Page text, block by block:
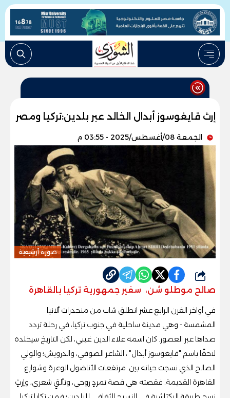
إرث قايغوسوز أبدال الخالد عبر بلدين:تركيا ومصر
الجمعة 08/أغسطس/2025 - 03:55 م
صورة أرشيفية
شارك
صالح موطلو شن، سفير جمهورية تركيا بالقاهرة
في أواخر القرن الرابع عشر انطلق شاب من منحدرات ألانيا
المشمسة - وهي مدينة ساحلية في جنوب تركيا، في رحلة تردد
صداها عبر العصور. كان اسمه علاء الدين غيبي، لكن التاريخ سيخلده
لاحقًا باسم "قايغوسوز أبدال" ، الشاعر الصوفي، والدرويش؛ والولي
الصالح الذي نسجت حياته بين مرتفعات الأناضول الوعرة وشوارع
القاهرة القديمة. فقصته هي قصة تمردٍ روحي، وتألقٍ شعري، وإرثٍ